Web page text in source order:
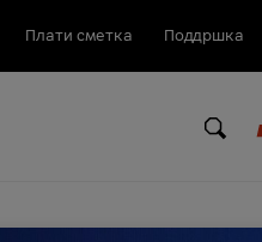
Плати сметка Поддршка